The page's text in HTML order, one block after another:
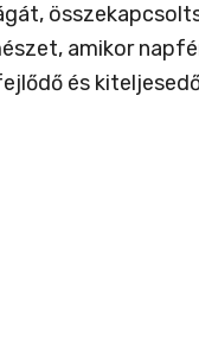
amikor
és